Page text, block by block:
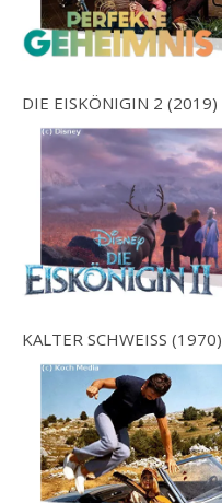
DIE EISKÖNIGIN 2 (2019)
KALTER SCHWEISS (1970)